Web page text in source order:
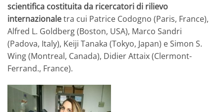
scientifica costituita da ricercatori di rilievo
internazionaletra cui Patrice Codogno (Paris, France),
Alfred L. Goldberg (Boston, USA), Marco Sandri
(Padova, Italy), Keiji Tanaka (Tokyo, Japan) e Simon S.
Wing (Montreal, Canada), Didier Attaix (Clermont-
Ferrand., France).